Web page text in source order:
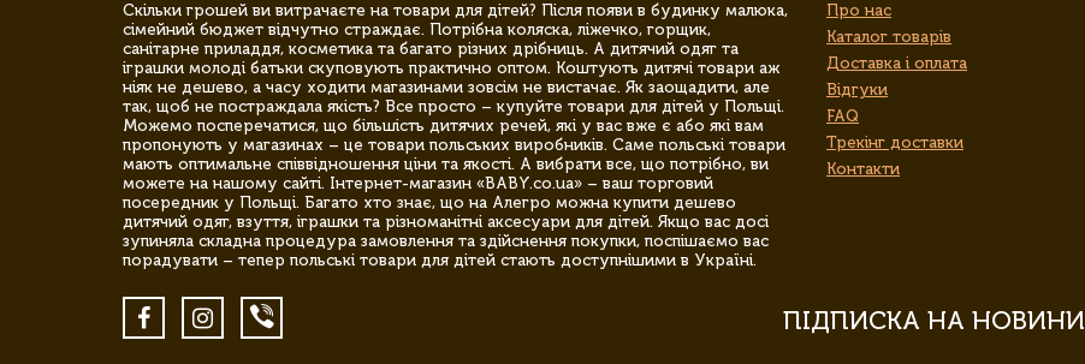
Скільки грошей ви витрачаєте на товари для дітей? Після появи в будинку малюка,
сімейний бюджет відчутно страждає. Потрібна коляска, ліжечко, горщик,
санітарне приладдя, косметика та багато різних дрібниць. А дитячий одяг та
іграшки молоді батьки скуповують практично оптом. Коштують дитячі товари аж
ніяк не дешево, а часу ходити магазинами зовсім не вистачає. Як заощадити, але
так, щоб не постраждала якість? Все просто – купуйте товари для дітей у Польщі.
Можемо посперечатися, що більшість дитячих речей, які у вас вже є або які вам
пропонують у магазинах – це товари польських виробників. Саме польські товари
мають оптимальне співвідношення ціни та якості. А вибрати все, що потрібно, ви
можете на нашому сайті. Інтернет-магазин «BABY.co.ua» – ваш торговий
посередник у Польщі. Багато хто знає, що на Алегро можна купити дешево
дитячий одяг, взуття, іграшки та різноманітні аксесуари для дітей. Якщо вас досі
зупиняла складна процедура замовлення та здійснення покупки, поспішаємо вас
порадувати – тепер польські товари для дітей стають доступнішими в Україні.
Про нас
Каталог товарів
Доставка і оплата
Відгуки
FAQ
Трекінг доставки
Контакти
ПІДПИСКА НА НОВИНИ